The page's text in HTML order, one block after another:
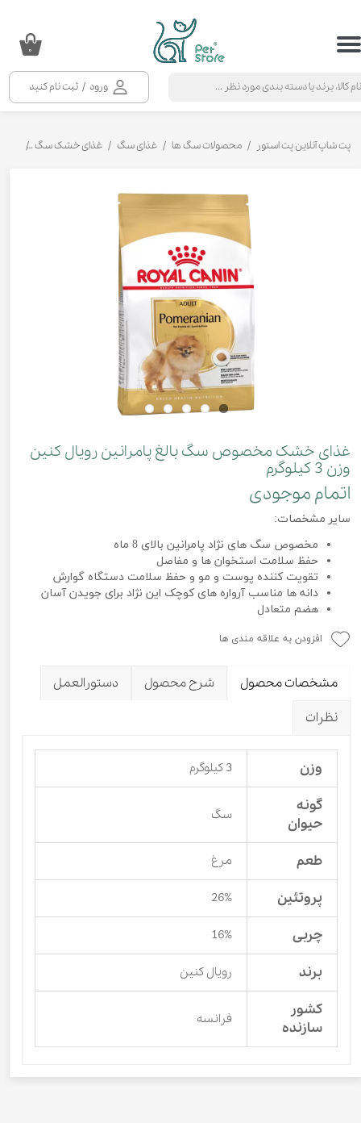
ورود / ثبت نام کنید
حساب کاربری من
خروج از حساب کاربری
۰
پت شاپ آنلاین پت استور محصولات سگ ها غذای سگ غذای خشک سگ
غذای خشک مخصوص سگ بالغ پامرانین رویال کنین
وزن 3 کیلوگرم
اتمام موجودی
سایر مشخصات:
مخصوص سگ های نژاد پامرانین بالای 8 ماه
حفظ سلامت استخوان ها و مفاصل
تقویت کننده پوست و مو و حفظ سلامت دستگاه گوارش
دانه ها مناسب آرواره های کوچک این نژاد برای جویدن آسان
هضم متعادل
افزودن به علاقه مندی ها
مشخصات محصول شرح محصول
دستورالعمل
نظرات
وزن 3 کیلوگرم
گونه
حیوان
سگ
طعم مرغ
پروتئین 26%
چربی 16%
برند رویال کنین
کشور
سازنده
فرانسه